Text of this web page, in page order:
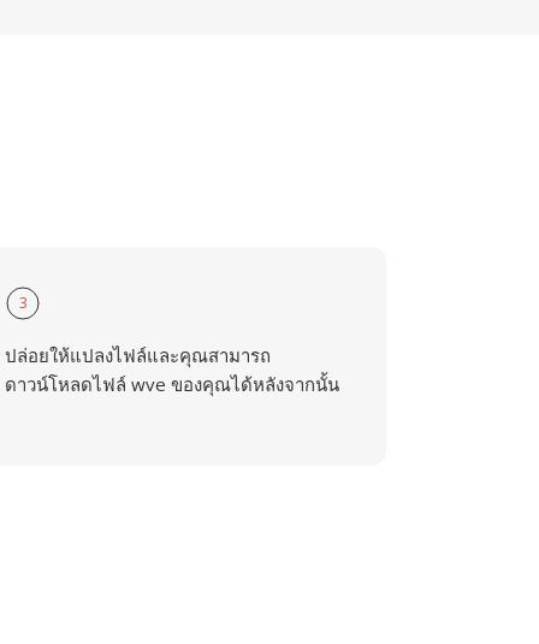
3
ปล่อยให้แปลงไฟล์และคุณสามารถ
ดาวน์โหลดไฟล์ wve ของคุณได้หลังจากนั้น